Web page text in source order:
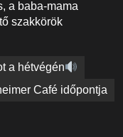
a baba-mama
szakkörök
a hétvégén
Café időpontja